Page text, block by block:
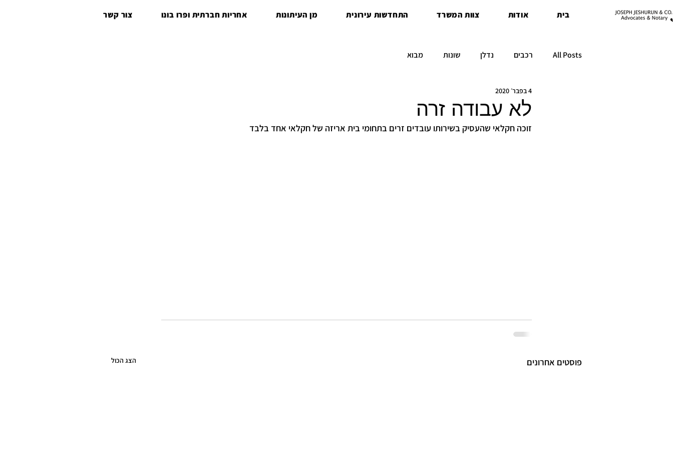
צור קשר אחריות חברתית ופרו בונו מן העיתונות התחדשות עירונית צוות המשרד אודות בית
All Posts רכבים נדלן שונות מבוא
לא עבודה זרה
4 בפבר׳ 2020
זוכה חקלאי שהעסיק בשירותו עובדים זרים בתחומי בית אריזה של חקלאי אחד בלבד
פוסטים אחרונים הצג הכול